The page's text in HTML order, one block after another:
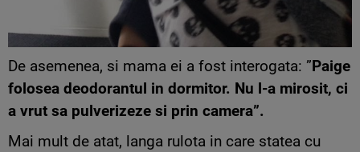
De asemenea, si mama ei a fost interogata: ”Paige
folosea deodorantul in dormitor. Nu l-a mirosit, ci
a vrut sa pulverizeze si prin camera”.
Mai mult de atat, langa rulota in care statea cu